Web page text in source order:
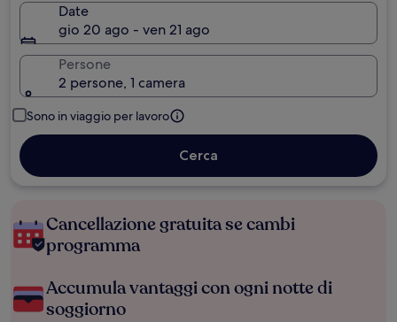
Date
gio 20 ago - ven 21 ago
Persone
2 persone, 1 camera
Sono in viaggio per lavoro
Cerca
Cancellazione gratuita se cambi
programma
Accumula vantaggi con ogni notte di
soggiorno